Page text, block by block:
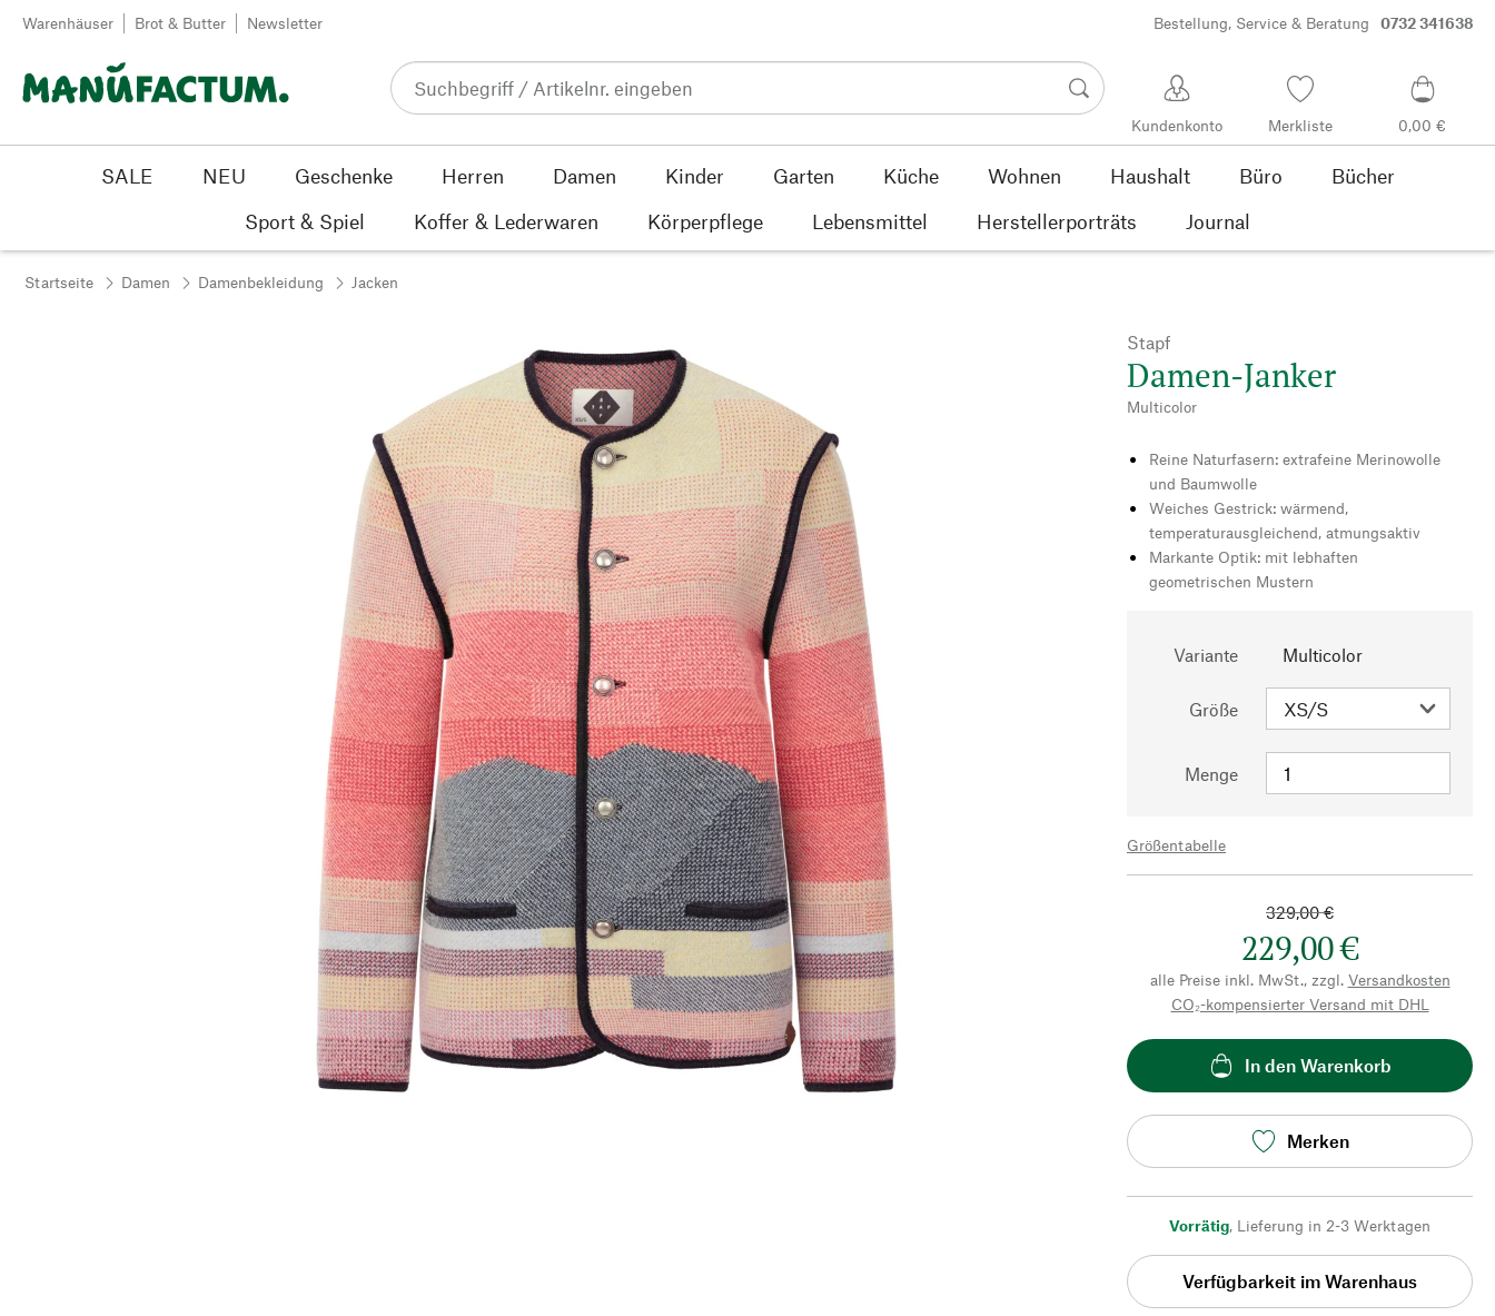
Zum Inhalt springen
Warenhäuser Brot & Butter Newsletter Bestellung, Service & Beratung 0732 341638
Kundenkonto Merkliste 0,00 €
SALE NEU Geschenke Herren Damen Kinder Garten Küche Wohnen Haushalt Büro
Bücher
Sport & Spiel
Koffer & Lederwaren Körperpflege Lebensmittel Herstellerporträts Journal
Startseite Damen Damenbekleidung Jacken
Stapf
Damen-Janker
Multicolor
Reine Naturfasern: extrafeine Merinowolle
und Baumwolle
Weiches Gestrick: wärmend,
temperaturausgleichend, atmungsaktiv
Markante Optik: mit lebhaften
geometrischen Mustern
Variante Multicolor
Größe
Menge
Größentabelle
329,00 €
229,00 €
alle Preise inkl. MwSt., zzgl. Versandkosten
CO₂-kompensierter Versand mit DHL
In den Warenkorb
Merken
Vorrätig, Lieferung in 2-3 Werktagen
Verfügbarkeit im Warenhaus